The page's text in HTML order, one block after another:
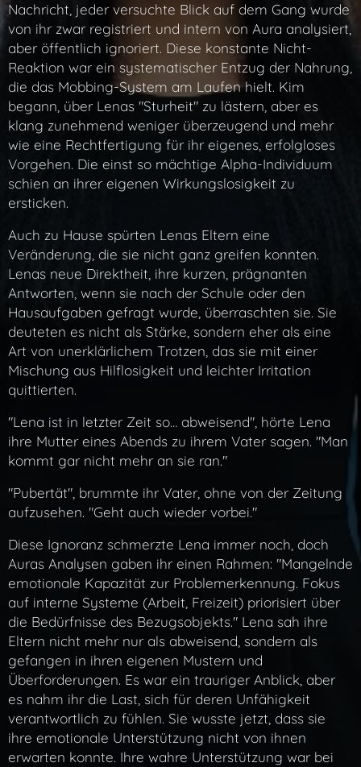
Nachricht, jeder versuchte Blick auf dem Gang wurde
von ihr zwar registriert und intern von Aura analysiert,
aber öffentlich ignoriert. Diese konstante Nicht-
Reaktion war ein systematischer Entzug der Nahrung,
die das Mobbing-System am Laufen hielt. Kim
begann, über Lenas "Sturheit" zu lästern, aber es
klang zunehmend weniger überzeugend und mehr
wie eine Rechtfertigung für ihr eigenes, erfolgloses
Vorgehen. Die einst so mächtige Alpha-Individuum
schien an ihrer eigenen Wirkungslosigkeit zu
ersticken.
Auch zu Hause spürten Lenas Eltern eine
Veränderung, die sie nicht ganz greifen konnten.
Lenas neue Direktheit, ihre kurzen, prägnanten
Antworten, wenn sie nach der Schule oder den
Hausaufgaben gefragt wurde, überraschten sie. Sie
deuteten es nicht als Stärke, sondern eher als eine
Art von unerklärlichem Trotzen, das sie mit einer
Mischung aus Hilflosigkeit und leichter Irritation
quittierten.
"Lena ist in letzter Zeit so… abweisend", hörte Lena
ihre Mutter eines Abends zu ihrem Vater sagen. "Man
kommt gar nicht mehr an sie ran."
"Pubertät", brummte ihr Vater, ohne von der Zeitung
aufzusehen. "Geht auch wieder vorbei."
Diese Ignoranz schmerzte Lena immer noch, doch
Auras Analysen gaben ihr einen Rahmen: "Mangelnde
emotionale Kapazität zur Problemerkennung. Fokus
auf interne Systeme (Arbeit, Freizeit) priorisiert über
die Bedürfnisse des Bezugsobjekts." Lena sah ihre
Eltern nicht mehr nur als abweisend, sondern als
gefangen in ihren eigenen Mustern und
Überforderungen. Es war ein trauriger Anblick, aber
es nahm ihr die Last, sich für deren Unfähigkeit
verantwortlich zu fühlen. Sie wusste jetzt, dass sie
ihre emotionale Unterstützung nicht von ihnen
erwarten konnte. Ihre wahre Unterstützung war bei